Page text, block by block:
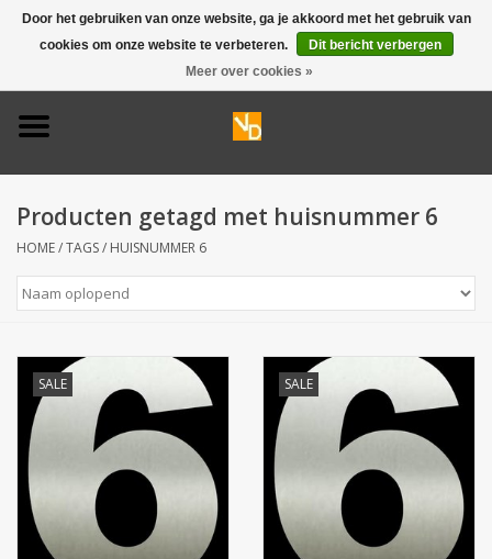
0 Artikelen - €0,00
Deurbel 304
Huisnummers
Naamplaten
Opruiming
Producten getagd met huisnummer 6
HOME/TAGS/ HUISNUMMER 6
SALE SALE
Door het gebruiken van onze website, ga je akkoord met het gebruik van
cookies om onze website te verbeteren.
Dit bericht verbergen
Meer over cookies »